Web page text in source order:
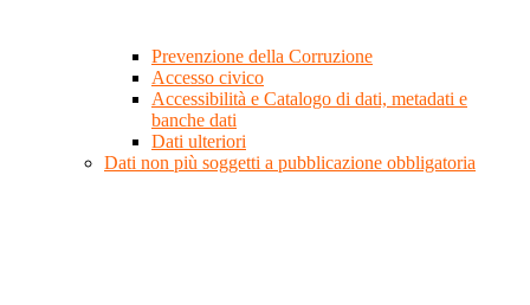
Prevenzione della Corruzione
Accesso civico
Accessibilità e Catalogo di dati, metadati e
banche dati
Dati ulteriori
Dati non più soggetti a pubblicazione obbligatoria